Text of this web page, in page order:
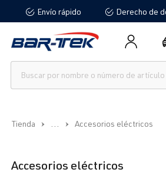
principalEnvío rápido Derecho de
Tienda ... Accesorios eléctricos
Accesorios eléctricos